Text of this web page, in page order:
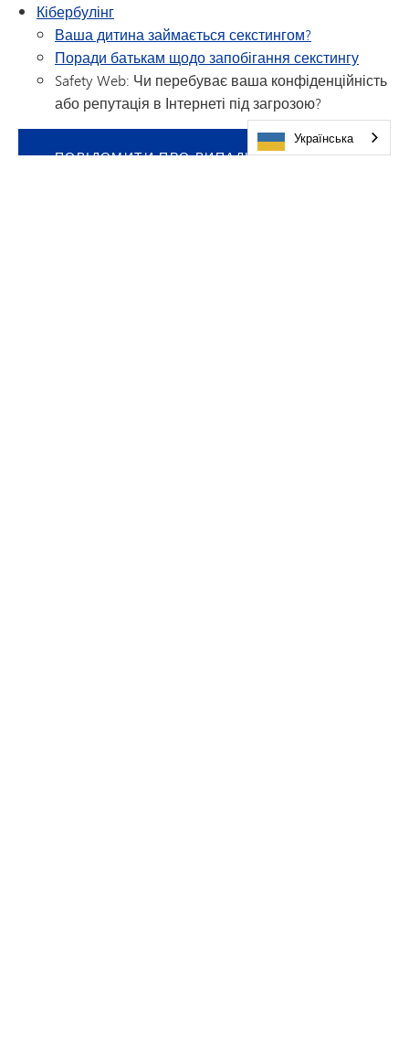
Кібербулінг
Ваша дитина займається секстингом?
Поради батькам щодо запобігання секстингу
Safety Web: Чи перебуває ваша конфіденційність
або репутація в Інтернеті під загрозою?
ПОВІДОМИТИ ПРО ВИПАДКИ ЗНУЩАНЬ
Українська